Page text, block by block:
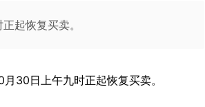
起恢复买卖。
月 30日上午九时正起恢复买卖。